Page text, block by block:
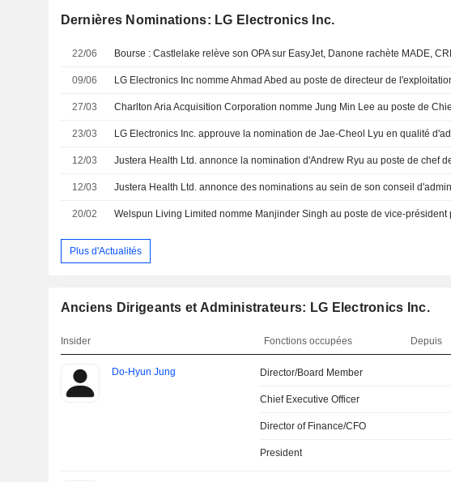
Dernières Nominations: LG Electronics Inc.
22/06
09/06
27/03
23/03
12/03
12/03
20/02
Plus d'Actualités
Anciens Dirigeants et Administrateurs: LG Electronics Inc.
Insider Fonctions occupées Depuis
Do-Hyun Jung Director/Board Member
Chief Executive Officer
Director of Finance/CFO
President